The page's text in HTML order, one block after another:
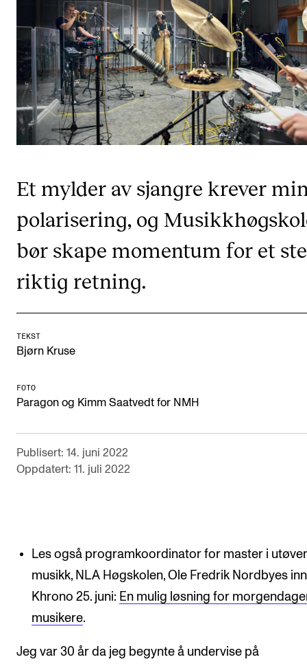
KONSERTER
Gjennomføre konserter og arrangementer
Plakat, program og markedsføring
Offentlige konserter
Interne konserter og arrangementer
PRAKTISK
Canvas
IT og digitale tjenester
Sibelius – Notation Software
Læringsressurser
Betalte spilleoppdrag
Utveksling og reiser
AKTUELT
Arrangementer
Nyheter for studenter
Etter noter nyhetsbrev
Et mylder av sjangre krever
polarisering, og
bør skape momentum for et
riktig retning.
TEKST
Bjørn Kruse
FOTO
Paragon og Kimm Saatvedt for NMH
Publisert: 14. juni 2022
Oppdatert: 11. juli 2022
Les også programkoordinator for master i
musikk, NLA Høgskolen, Ole Fredrik Nordbyes
Khrono 25. juni: En mulig løsning for
musikere.
Jeg var 30 år da jeg begynte å undervise på